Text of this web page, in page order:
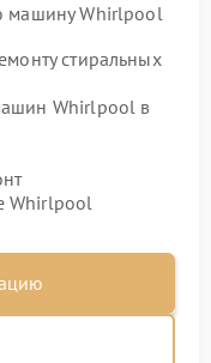
машину Whirlpool
стиральных
Whirlpool в
Whirlpool